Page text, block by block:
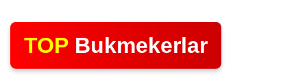
TOP Bukmekerlar